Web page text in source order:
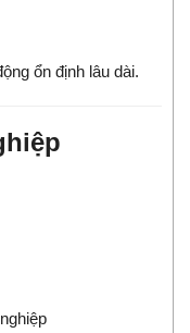
ổn định lâu dài.